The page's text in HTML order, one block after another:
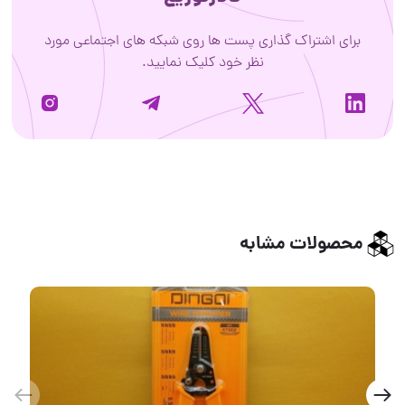
اشتراک گذاری پست ها روی شبکه های اجتماعی مورد
نظر خود کلیک نمایید.
مشابه